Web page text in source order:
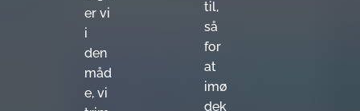
er vi
i
den
måd
e, vi
til,
så
for
at
imø
dek